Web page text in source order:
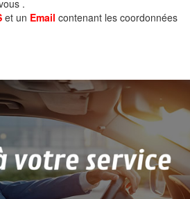
.
et un Email contenant les coordonnées